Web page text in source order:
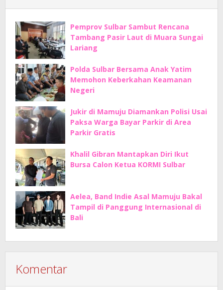
Pemprov Sulbar Sambut Rencana
Tambang Pasir Laut di Muara Sungai
Lariang
Polda Sulbar Bersama Anak Yatim
Memohon Keberkahan Keamanan
Negeri
Jukir di Mamuju Diamankan Polisi Usai
Paksa Warga Bayar Parkir di Area
Parkir Gratis
Khalil Gibran Mantapkan Diri Ikut
Bursa Calon Ketua KORMI Sulbar
Aelea, Band Indie Asal Mamuju Bakal
Tampil di Panggung Internasional di
Bali
Komentar